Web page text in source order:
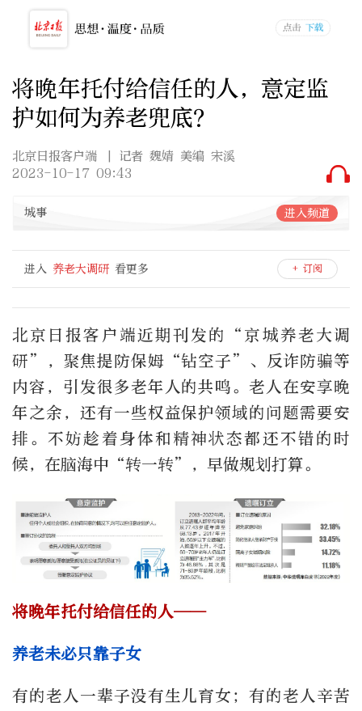
将晚年托付给信任的人，意定监
护如何为养老兜底？
北京日报客户端
| 记者 魏婧 美编 宋溪
2023-10-17 09:43
城事 进入频道
进入 养老大调研 看更多 + 订阅
北京日报客户端近期刊发的“京城养老大调
研”，聚焦提防保姆“钻空子”、反诈防骗等
内容，引发很多老年人的共鸣。老人在安享晚
年之余，还有一些权益保护领域的问题需要安
排。不妨趁着身体和精神状态都还不错的时
候，在脑海中“转一转”，早做规划打算。
将晚年托付给信任的人——
养老未必只靠子女
有的老人一辈子没有生儿育女；有的老人辛苦